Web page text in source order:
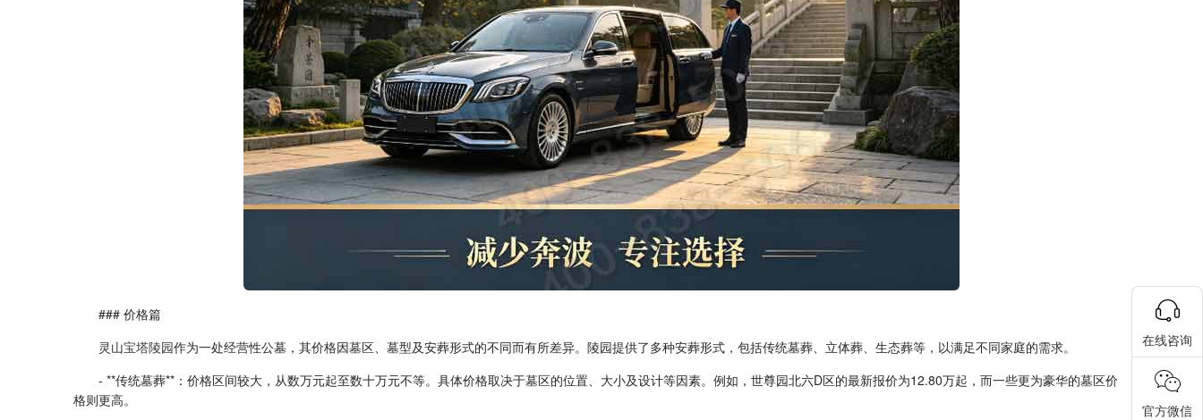
### 价格篇
灵山宝塔陵园作为一处经营性公墓，其价格因墓区、墓型及安葬形式的不同而有所差异。陵园提供了多种安葬形式，包括传统墓葬、立体葬、生态葬等，以满足不同家庭的需求。
- **传统墓葬**：价格区间较大，从数万元起至数十万元不等。具体价格取决于墓区的位置、大小及设计等因素。例如，世尊园北六D区的最新报价为12.80万起，而一些更为豪华的墓区价
格则更高。
在线咨询
官方微信